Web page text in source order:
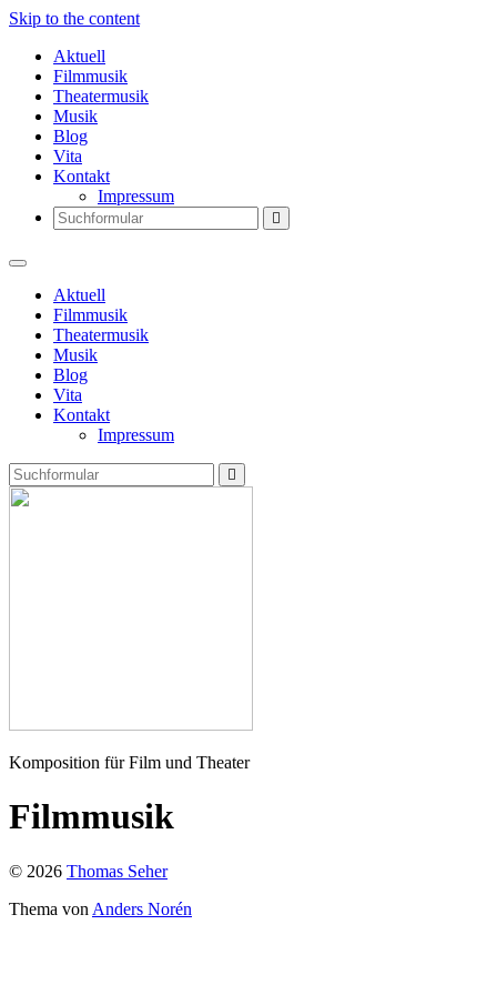
Skip to the content
Aktuell
Filmmusik
Theatermusik
Musik
Blog
Vita
Kontakt
Impressum
Search
Aktuell
Filmmusik
Theatermusik
Musik
Blog
Vita
Kontakt
Impressum
Search
Komposition für Film und Theater
Filmmusik
© 2026 Thomas Seher
Thema von Anders Norén